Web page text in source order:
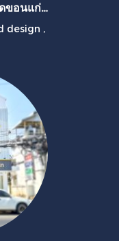
โรงพยาบาลชนบท จังหวัดขอนแก่น
design ,